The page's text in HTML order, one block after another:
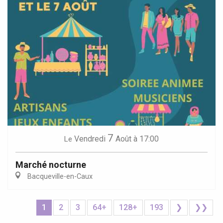
Le Vendredi 7 Août à 17:00
Marché nocturne
Bacqueville-en-Caux
1 2 3 64+ 128+ 193 ❯ ❯❯